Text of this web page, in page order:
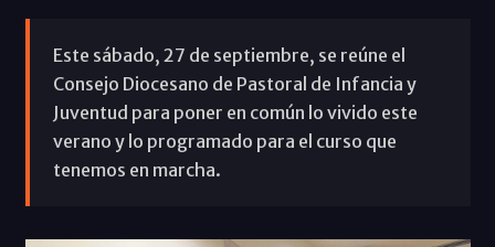
Este sábado, 27 de septiembre, se reúne el
Consejo Diocesano de Pastoral de Infancia y
Juventud para poner en común lo vivido este
verano y lo programado para el curso que
tenemos en marcha.